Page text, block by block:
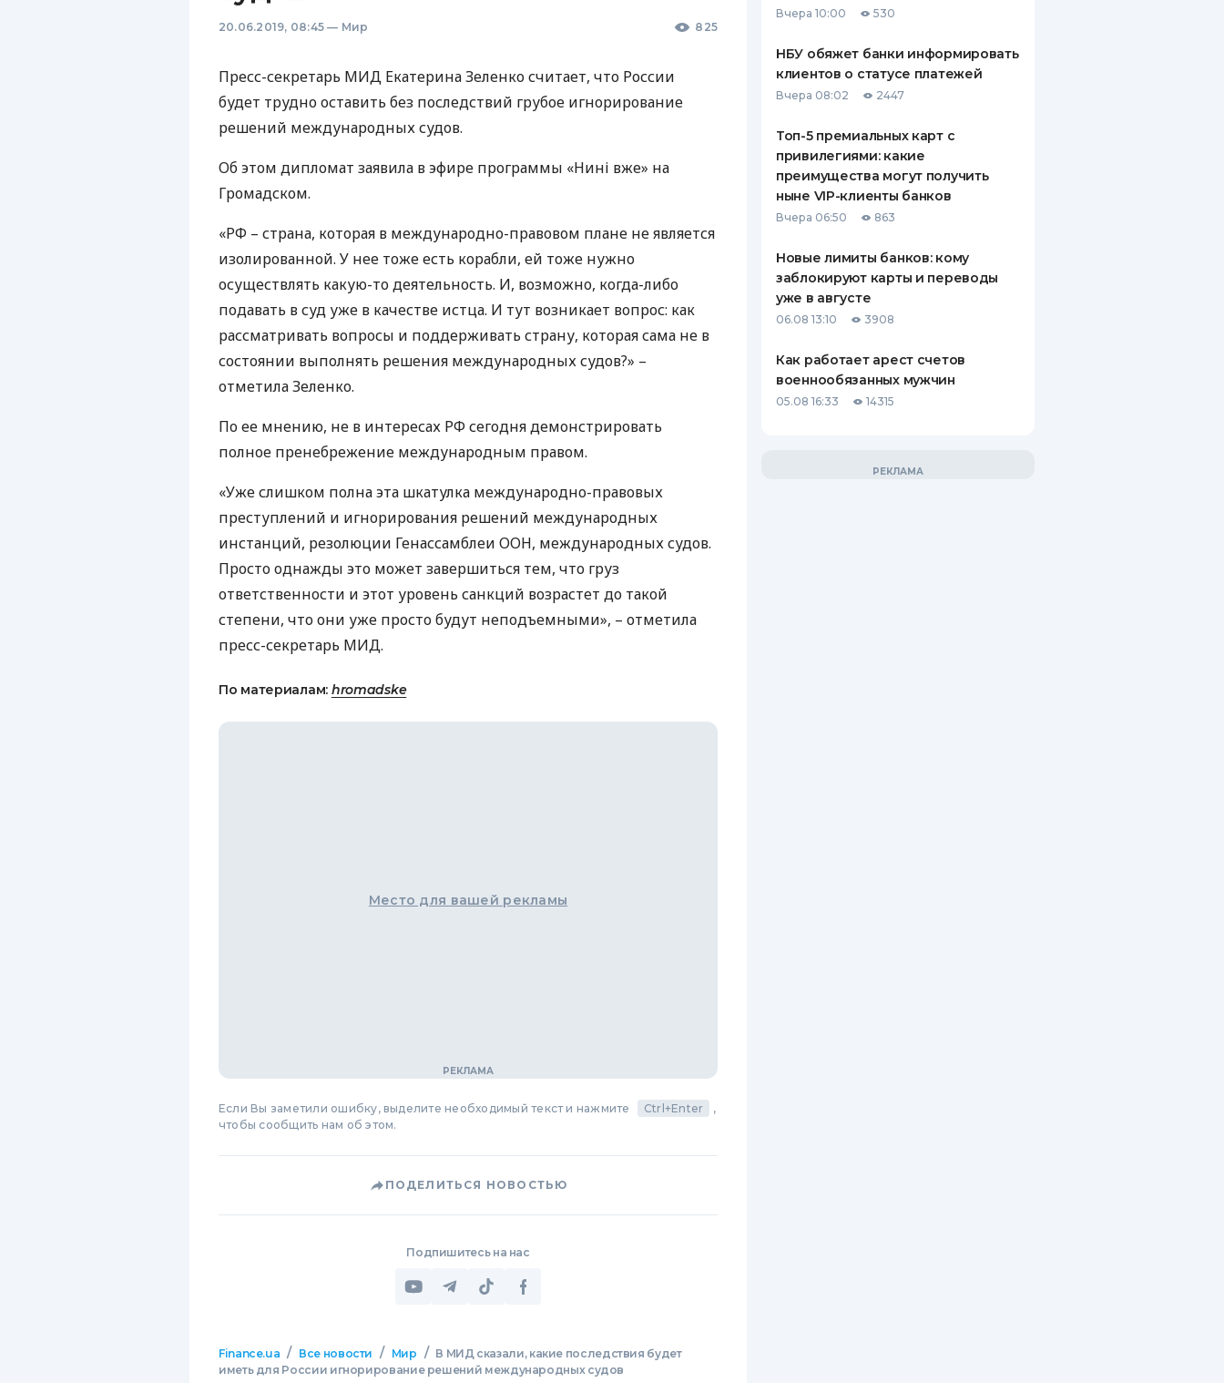
ЕЖЕМЕСЯЧНЫЙ ОБЗОР
ПУТЕВОДИТЕЛИ ПО
БАНКОВСКИМ КАРТАМ
СТРАХОВАНИЮ
ВСЕ СТРАХОВЫЕ ПОЛИСЫ
ОТЗЫВЫ О СТРАХОВЫХ
КОМПАНИЯХ
20.06.2019, 08:45 — Мир 825
Пресс-секретарь МИД Екатерина Зеленко считает, что России
будет трудно оставить без последствий грубое игнорирование
решений международных судов.
Об этом дипломат заявила в эфире программы «Нині вже» на
Громадском.
«РФ – страна, которая в международно-правовом плане не является
изолированной. У нее тоже есть корабли, ей тоже нужно
осуществлять какую-то деятельность. И, возможно, когда-либо
подавать в суд уже в качестве истца. И тут возникает вопрос: как
рассматривать вопросы и поддерживать страну, которая сама не в
состоянии выполнять решения международных судов?» –
отметила Зеленко.
По ее мнению, не в интересах РФ сегодня демонстрировать
полное пренебрежение международным правом.
«Уже слишком полна эта шкатулка международно-правовых
преступлений и игнорирования решений международных
инстанций, резолюции Генассамблеи ООН, международных судов.
Просто однажды это может завершиться тем, что груз
ответственности и этот уровень санкций возрастет до такой
степени, что они уже просто будут неподъемными», – отметила
пресс-секретарь МИД.
По материалам: hromadske
Место для вашей рекламы
Если Вы заметили ошибку, выделите необходимый текст и нажмите Ctrl+Enter
,
чтобы сообщить нам об этом.
ПОДЕЛИТЬСЯ НОВОСТЬЮ
Подпишитесь на нас
Finance.ua / Все новости / Мир / В МИД сказали, какие последствия будет
иметь для России игнорирование решений международных судов
Вчера 10:00 530
НБУ обяжет банки информировать
клиентов о статусе платежей
Вчера 08:02 2447
Топ-5 премиальных карт с
привилегиями: какие
преимущества могут получить
ныне VIP-клиенты банков
Вчера 06:50 863
Новые лимиты банков: кому
заблокируют карты и переводы
уже в августе
06.08 13:10 3908
Как работает арест счетов
военнообязанных мужчин
05.08 16:33 14315